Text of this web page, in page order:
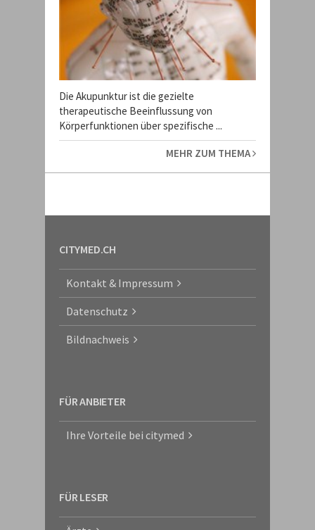
Die Akupunktur ist die gezielte
therapeutische Beeinflussung von
Körperfunktionen über spezifische ...
MEHR ZUM THEMA
CITYMED.CH
Kontakt & Impressum
Datenschutz
Bildnachweis
FÜR ANBIETER
Ihre Vorteile bei citymed
FÜR LESER